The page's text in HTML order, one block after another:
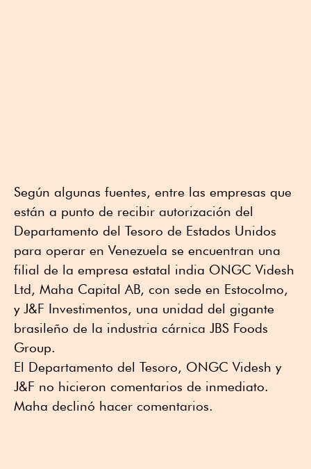
Según algunas fuentes, entre las empresas que
están a punto de recibir autorización del
Departamento del Tesoro de Estados Unidos
para operar en Venezuela se encuentran una
filial de la empresa estatal india ONGC Videsh
Ltd, Maha Capital AB, con sede en Estocolmo,
y J&F Investimentos, una unidad del gigante
brasileño de la industria cárnica JBS Foods
Group.
El Departamento del Tesoro, ONGC Videsh y
J&F no hicieron comentarios de inmediato.
Maha declinó hacer comentarios.